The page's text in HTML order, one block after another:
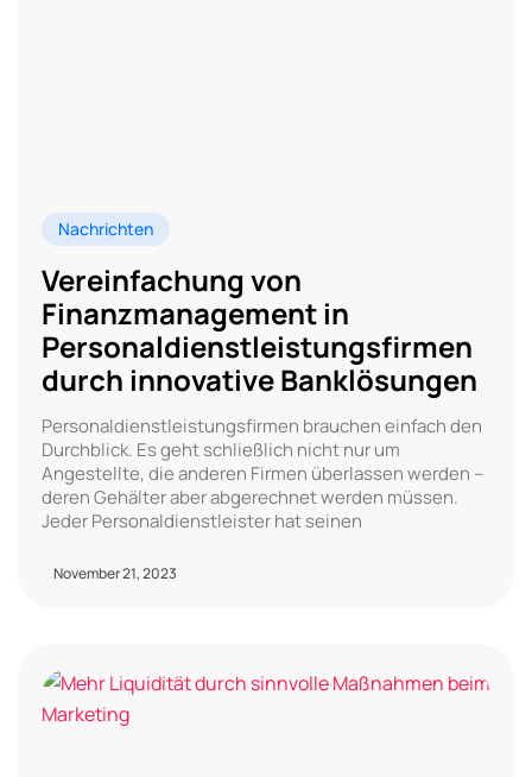
Nachrichten
Vereinfachung von
Finanzmanagement in
Personaldienstleistungsfirmen
durch innovative Banklösungen
Personaldienstleistungsfirmen brauchen einfach den
Durchblick. Es geht schließlich nicht nur um
Angestellte, die anderen Firmen überlassen werden –
deren Gehälter aber abgerechnet werden müssen.
Jeder Personaldienstleister hat seinen
November 21, 2023